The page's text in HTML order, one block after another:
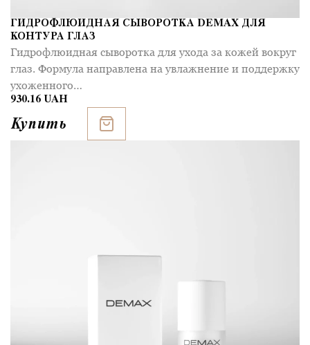
ГИДРОФЛЮИДНАЯ СЫВОРОТКА DEMAX ДЛЯ
КОНТУРА ГЛАЗ
Гидрофлюидная сыворотка для ухода за кожей вокруг
глаз. Формула направлена на увлажнение и поддержку
ухоженного…
930.16 UAH
Купить